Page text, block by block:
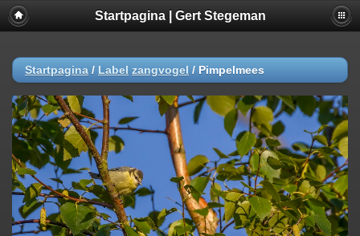
Startpagina | Gert Stegeman
Startpagina / Label zangvogel / Pimpelmees